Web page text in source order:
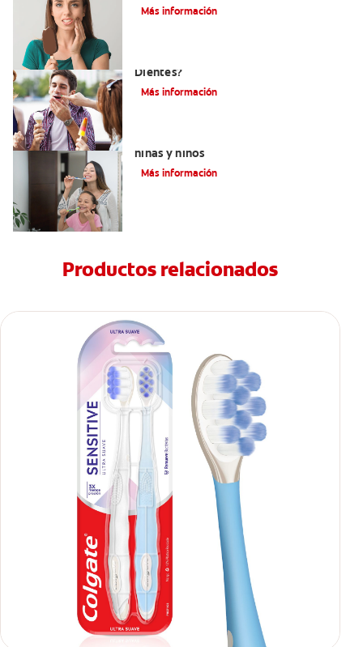
Más información
Dientes?
Más información
niñas y niños
Más información
Productos relacionados